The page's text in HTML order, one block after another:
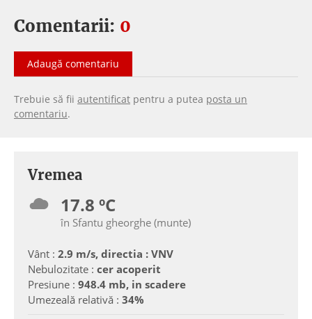
Comentarii: 0
Adaugă comentariu
Trebuie să fii autentificat pentru a putea posta un
comentariu.
Vremea
17.8 ºC
în Sfantu gheorghe (munte)
Vânt : 2.9 m/s, directia : VNV
Nebulozitate : cer acoperit
Presiune : 948.4 mb, in scadere
Umezeală relativă : 34%